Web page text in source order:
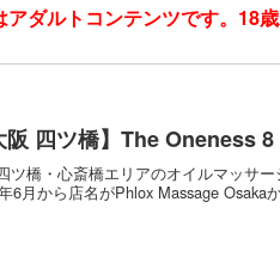
アダルトコンテンツです。18
阪 四ツ橋】The Oneness 8
ツ橋・心斎橋エリアのオイルマッサー
6月から店名がPhlox Massage Osaka